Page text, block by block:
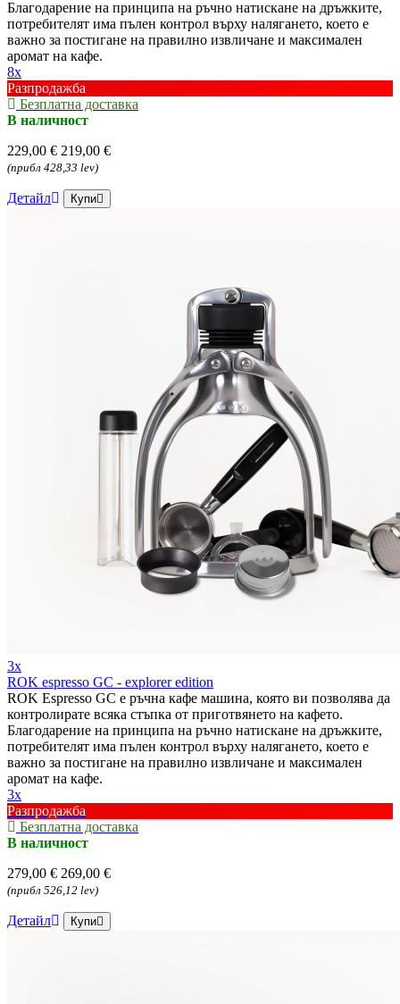
Благодарение на принципа на ръчно натискане на дръжките,
потребителят има пълен контрол върху налягането, което е
важно за постигане на правилно извличане и максимален
аромат на кафе.
8x
Разпродажба
Безплатна доставка
В наличност
229,00 € 219,00 €
(прибл 428,33 lev)
Детайл Купи
3x
ROK espresso GC - explorer edition
ROK Espresso GC е ръчна кафе машина, която ви позволява да
контролирате всяка стъпка от приготвянето на кафето.
Благодарение на принципа на ръчно натискане на дръжките,
потребителят има пълен контрол върху налягането, което е
важно за постигане на правилно извличане и максимален
аромат на кафе.
3x
Разпродажба
Безплатна доставка
В наличност
279,00 € 269,00 €
(прибл 526,12 lev)
Детайл Купи